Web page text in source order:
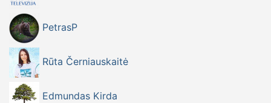
PetrasP
Rūta Černiauskaitė
Edmundas Kirda